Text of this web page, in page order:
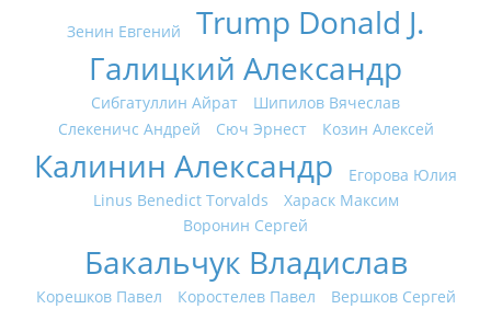
Зенин Евгений
Trump Donald J.
Галицкий Александр
Сибгатуллин Айрат
Шипилов Вячеслав
Слекеничс Андрей
Сюч Эрнест Козин Алексей
Калинин Александр
Егорова Юлия
Linus Benedict Torvalds
Хараск Максим
Воронин Сергей
Бакальчук Владислав
Корешков Павел Коростелев Павел
Вершков Сергей